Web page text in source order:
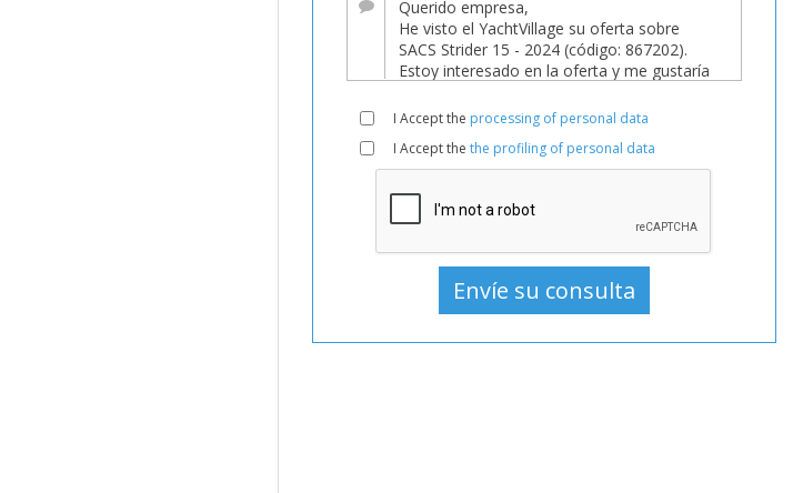
En
venta,
Barcos
Neumática
En
Utilizado,
Neumáticas
En
venta,
I Accept the processing of personal data
I Accept the the profiling of personal data